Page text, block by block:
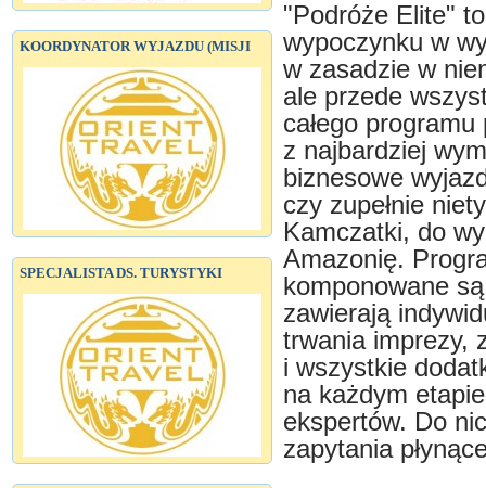
KOORDYNATOR WYJAZDU (MISJI
SPECJALISTA DS. TURYSTYKI
"Podróże Elite"
wypoczynku w
w zasadzie w
ale przede
całego
z najbardziej
biznesowe
czy zupełnie
Kamczatki, do
Amazonię.
komponowane
zawierają
trwania imprezy,
i wszystkie
na każdym
ekspertów. Do
zapytania